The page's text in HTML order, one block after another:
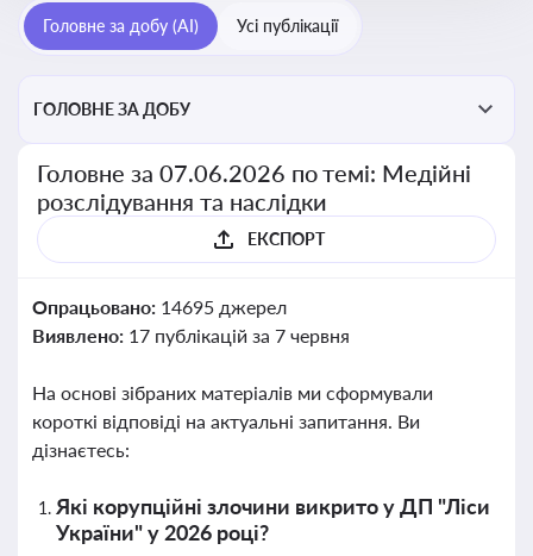
компаній, посадових осіб і пов’язаних осіб
Головне за добу (AI) Усі публікації
ГОЛОВНЕ ЗА ДОБУ
Головне за 07.06.2026 по темі: Медійні
розслідування та наслідки
ЕКСПОРТ
Опрацьовано: 14695 джерел
Виявлено: 17 публікацій за 7 червня
На основі зібраних матеріалів ми сформували
короткі відповіді на актуальні запитання. Ви
дізнаєтесь:
Які корупційні злочини викрито у ДП "Ліси
України" у 2026 році?